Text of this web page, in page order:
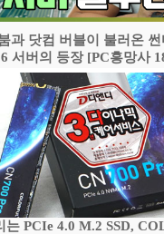
과 닷컴 버블이 불러온
서버의 등장 [PC흥망사
는 PCIe 4.0 M.2 SSD,